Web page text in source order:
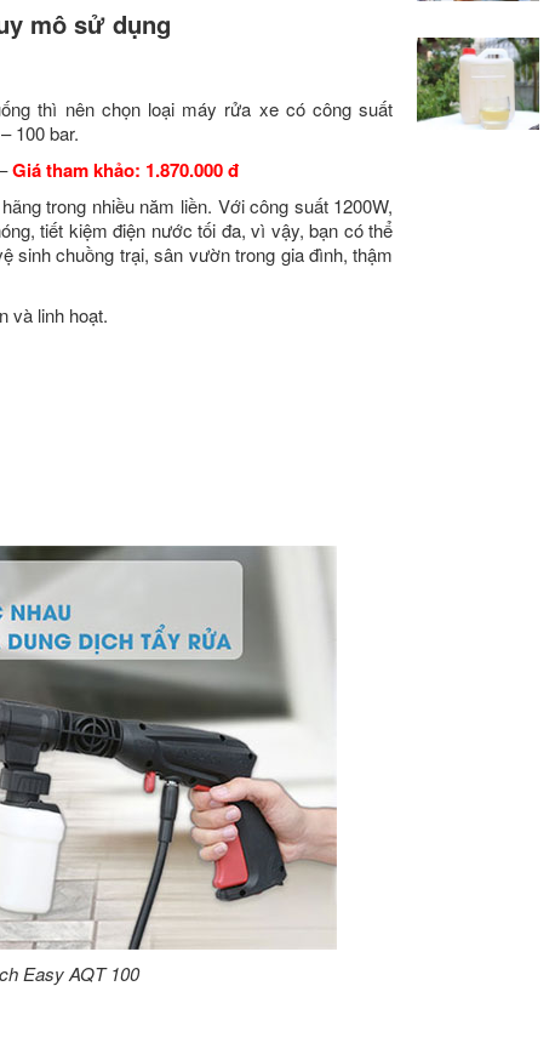
mô sử dụng
thì nên chọn loại máy rửa xe có công suất
100 bar.
Giá tham khảo: 1.870.000 đ
trong nhiều năm liền. Với công suất 1200W,
tiết kiệm điện nước tối đa, vì vậy, bạn có thể
sinh chuồng trại, sân vườn trong gia đình, thậm
và linh hoạt.
Easy AQT 100